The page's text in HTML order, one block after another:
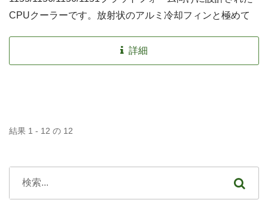
CPUクーラーです。放射状のアルミ冷却フィンと極めて
流れを集中させ、熱を効果的に放散します。コンピュータ
のCPUクーラーとして経済的な選択肢です。
詳細
結果 1 - 12 の 12